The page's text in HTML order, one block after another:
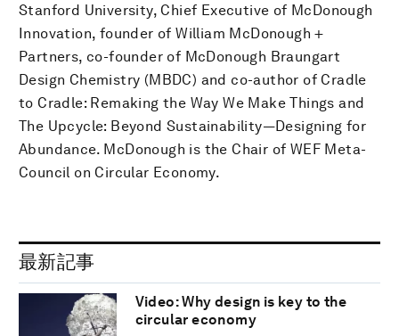
Stanford University, Chief Executive of McDonough
Innovation, founder of William McDonough +
Partners, co-founder of McDonough Braungart
Design Chemistry (MBDC) and co-author of Cradle
to Cradle: Remaking the Way We Make Things and
The Upcycle: Beyond Sustainability—Designing for
Abundance. McDonough is the Chair of WEF Meta-
Council on Circular Economy.
最新記事
Video: Why design is key to the
circular economy